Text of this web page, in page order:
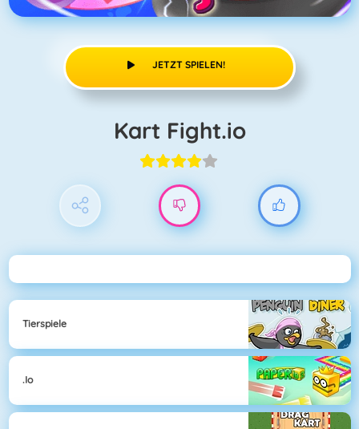
JETZT SPIELEN!
Kart Fight.io
Tierspiele
.io